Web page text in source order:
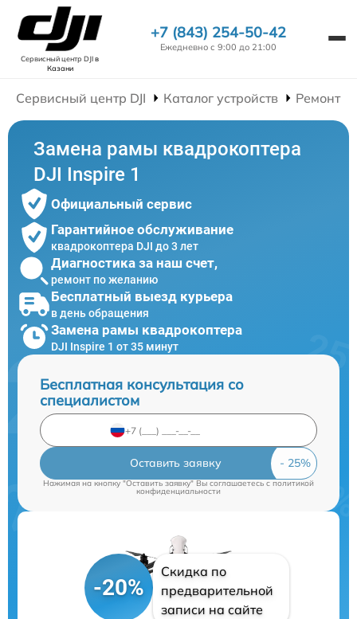
Сервисный центр DJIв
Казани
+7 (843) 254-50-42
Ежедневно с 9:00 до 21:00
Сервисный центр DJI Каталог устройств Ремонт
Замена рамы квадрокоптера
DJI Inspire 1
Официальный сервис
Гарантийное обслуживание
квадрокоптера DJI до 3 лет
Диагностика за наш счет,
ремонт по желанию
Бесплатный выезд курьера
в день обращения
Замена рамы квадрокоптера
DJI Inspire 1 от 35 минут
Бесплатная консультация со
специалистом
Оставить заявку
Нажимая на кнопку "Оставить заявку" Вы соглашаетесь cполитикой
конфиденциальности
-20%
Скидка по
предварительной
записи на сайте